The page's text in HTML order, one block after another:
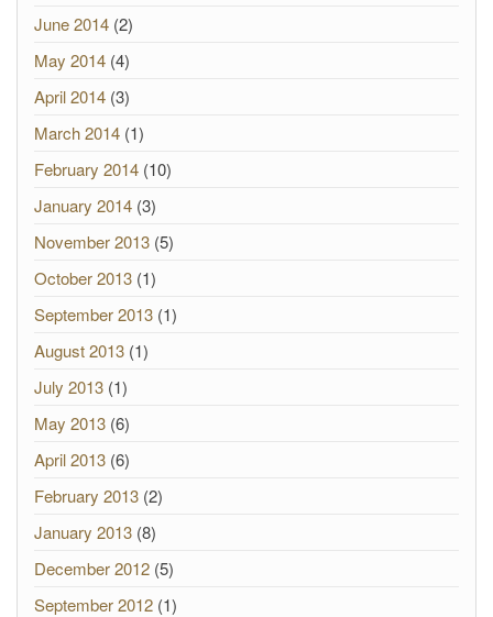
June 2014 (2)
May 2014 (4)
April 2014 (3)
March 2014 (1)
February 2014 (10)
January 2014 (3)
November 2013 (5)
October 2013 (1)
September 2013 (1)
August 2013 (1)
July 2013 (1)
May 2013 (6)
April 2013 (6)
February 2013 (2)
January 2013 (8)
December 2012 (5)
September 2012 (1)